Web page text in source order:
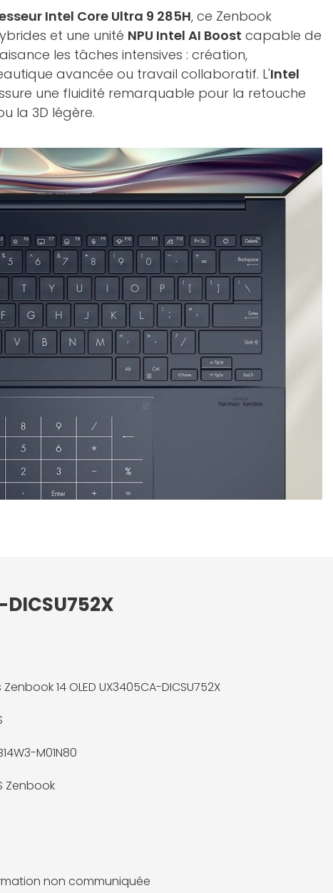
Intel Core Ultra 9 285H, ce Zenbook
et une unité NPU Intel AI Boost capable de
aisance les tâches intensives : création,
avancée ou travail collaboratif. L'Intel
une fluidité remarquable pour la retouche
la 3D légère.
Zenbook 14 OLED UX3405CA-DICSU752X
M01N80
Zenbook
non communiquée